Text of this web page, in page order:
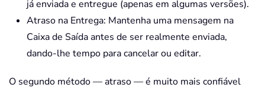
já enviada e entregue (apenas em algumas versões).
Atraso na Entrega: Mantenha uma mensagem na
Caixa de Saída antes de ser realmente enviada,
dando-lhe tempo para cancelar ou editar.
O segundo método — atraso — é muito mais confiável